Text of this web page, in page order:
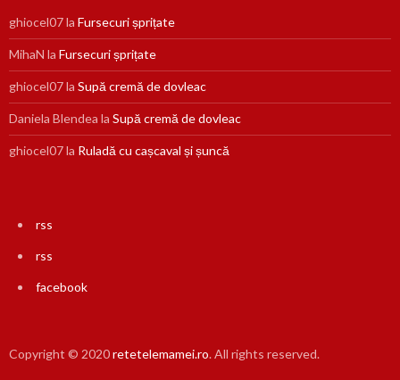
ghiocel07la Fursecuri șprițate
MihaN la Fursecuri șprițate
ghiocel07la Supă cremă de dovleac
Daniela Blendea la Supă cremă de dovleac
ghiocel07la Ruladă cu cașcaval și șuncă
rss
rss
facebook
Copyright © 2020retetelemamei.ro. All rights reserved.